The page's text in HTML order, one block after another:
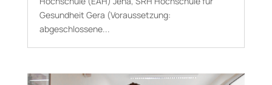
Gesundheit Gera (Voraussetzung:
abgeschlossene...